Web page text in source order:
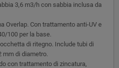
3,6 m3/h con sabbia inclusa da
Overlap. Con trattamento anti-UV e
100 per la base.
di ritegno. Include tubi di
mm di diametro.
con trattamento di zincatura,